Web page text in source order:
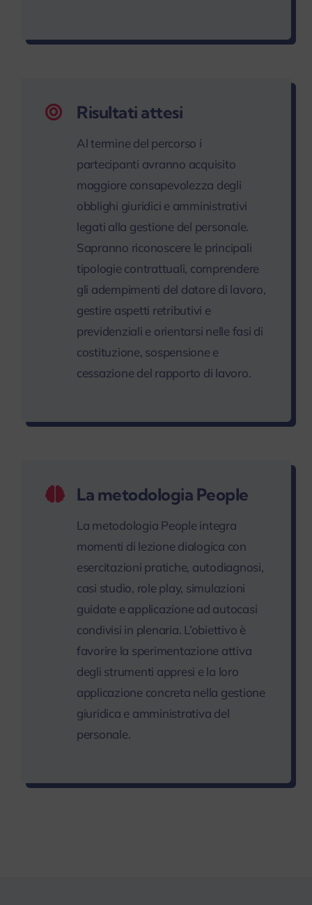
Risultati attesi
Al termine del percorso i
partecipanti avranno acquisito
maggiore consapevolezza degli
obblighi giuridici e amministrativi
legati alla gestione del personale.
Sapranno riconoscere le principali
tipologie contrattuali, comprendere
gli adempimenti del datore di lavoro,
gestire aspetti retributivi e
previdenziali e orientarsi nelle fasi di
costituzione, sospensione e
cessazione del rapporto di lavoro.
La metodologia People
La metodologia People integra
momenti di lezione dialogica con
esercitazioni pratiche, autodiagnosi,
casi studio, role play, simulazioni
guidate e applicazione ad autocasi
condivisi in plenaria. L’obiettivo è
favorire la sperimentazione attiva
degli strumenti appresi e la loro
applicazione concreta nella gestione
giuridica e amministrativa del
personale.